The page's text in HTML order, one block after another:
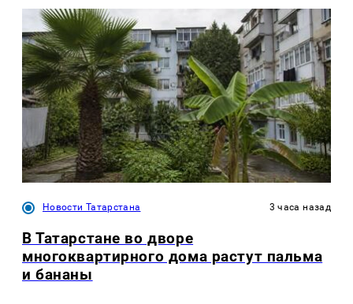
Новости Татарстана 3 часа назад
В Татарстане во дворе
многоквартирного дома растут пальма
и бананы